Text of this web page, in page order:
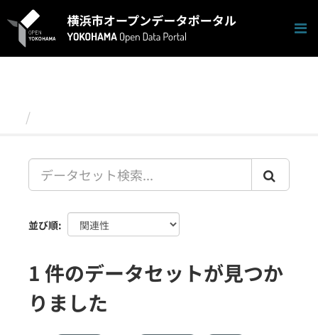
キ
並び順
1 件のデータセットが見つか
りました